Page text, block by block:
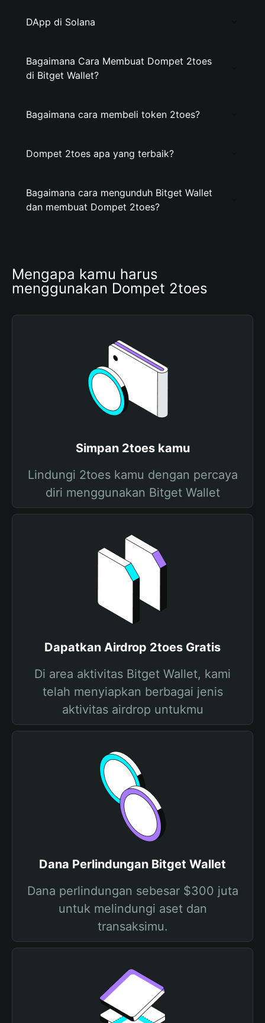
DApp di Solana
Bagaimana Cara Membuat Dompet 2toes
di Bitget Wallet?
Bagaimana cara membeli token 2toes?
Dompet 2toes apa yang terbaik?
Bagaimana cara mengunduh Bitget Wallet
dan membuat Dompet 2toes?
Mengapa kamu harus
menggunakan Dompet 2toes
Simpan 2toes kamu
Lindungi 2toes kamu dengan percaya
diri menggunakan Bitget Wallet
Dapatkan Airdrop 2toes Gratis
Di area aktivitas Bitget Wallet, kami
telah menyiapkan berbagai jenis
aktivitas airdrop untukmu
Dana Perlindungan Bitget Wallet
Dana perlindungan sebesar $300 juta
untuk melindungi aset dan
transaksimu.